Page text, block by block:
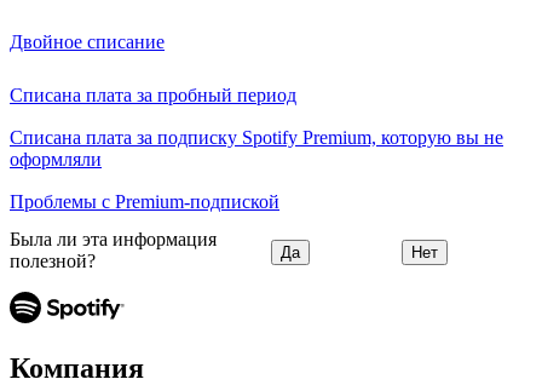
Двойное списание
Списана плата за пробный период
Списана плата за подписку Spotify Premium, которую вы не
оформляли
Проблемы с Premium-подпиской
Была ли эта информация
полезной?
Да Нет
Компания